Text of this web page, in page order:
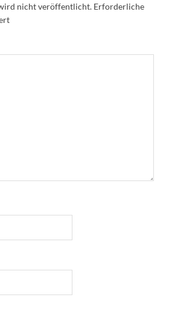
nicht veröffentlicht. Erforderliche